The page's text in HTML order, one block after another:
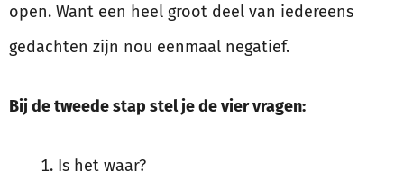
open. Want een heel groot deel van iedereens
gedachten zijn nou eenmaal negatief.
Bij de tweede stap stel je de vier vragen:
Is het waar?